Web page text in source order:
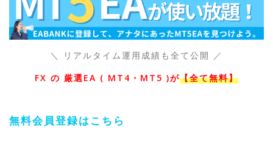
＼ リアルタイム運用成績も全て公開 ／
FX の 厳選EA ( MT4・MT5 )が【全て無料】
無料会員登録はこちら